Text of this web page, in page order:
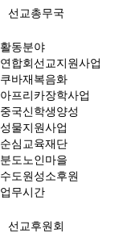
선교총무국
활동분야
연합회선교지원사업
쿠바재복음화
아프리카장학사업
중국신학생양성
성물지원사업
순심교육재단
분도노인마을
수도원성소후원
업무시간
선교후원회